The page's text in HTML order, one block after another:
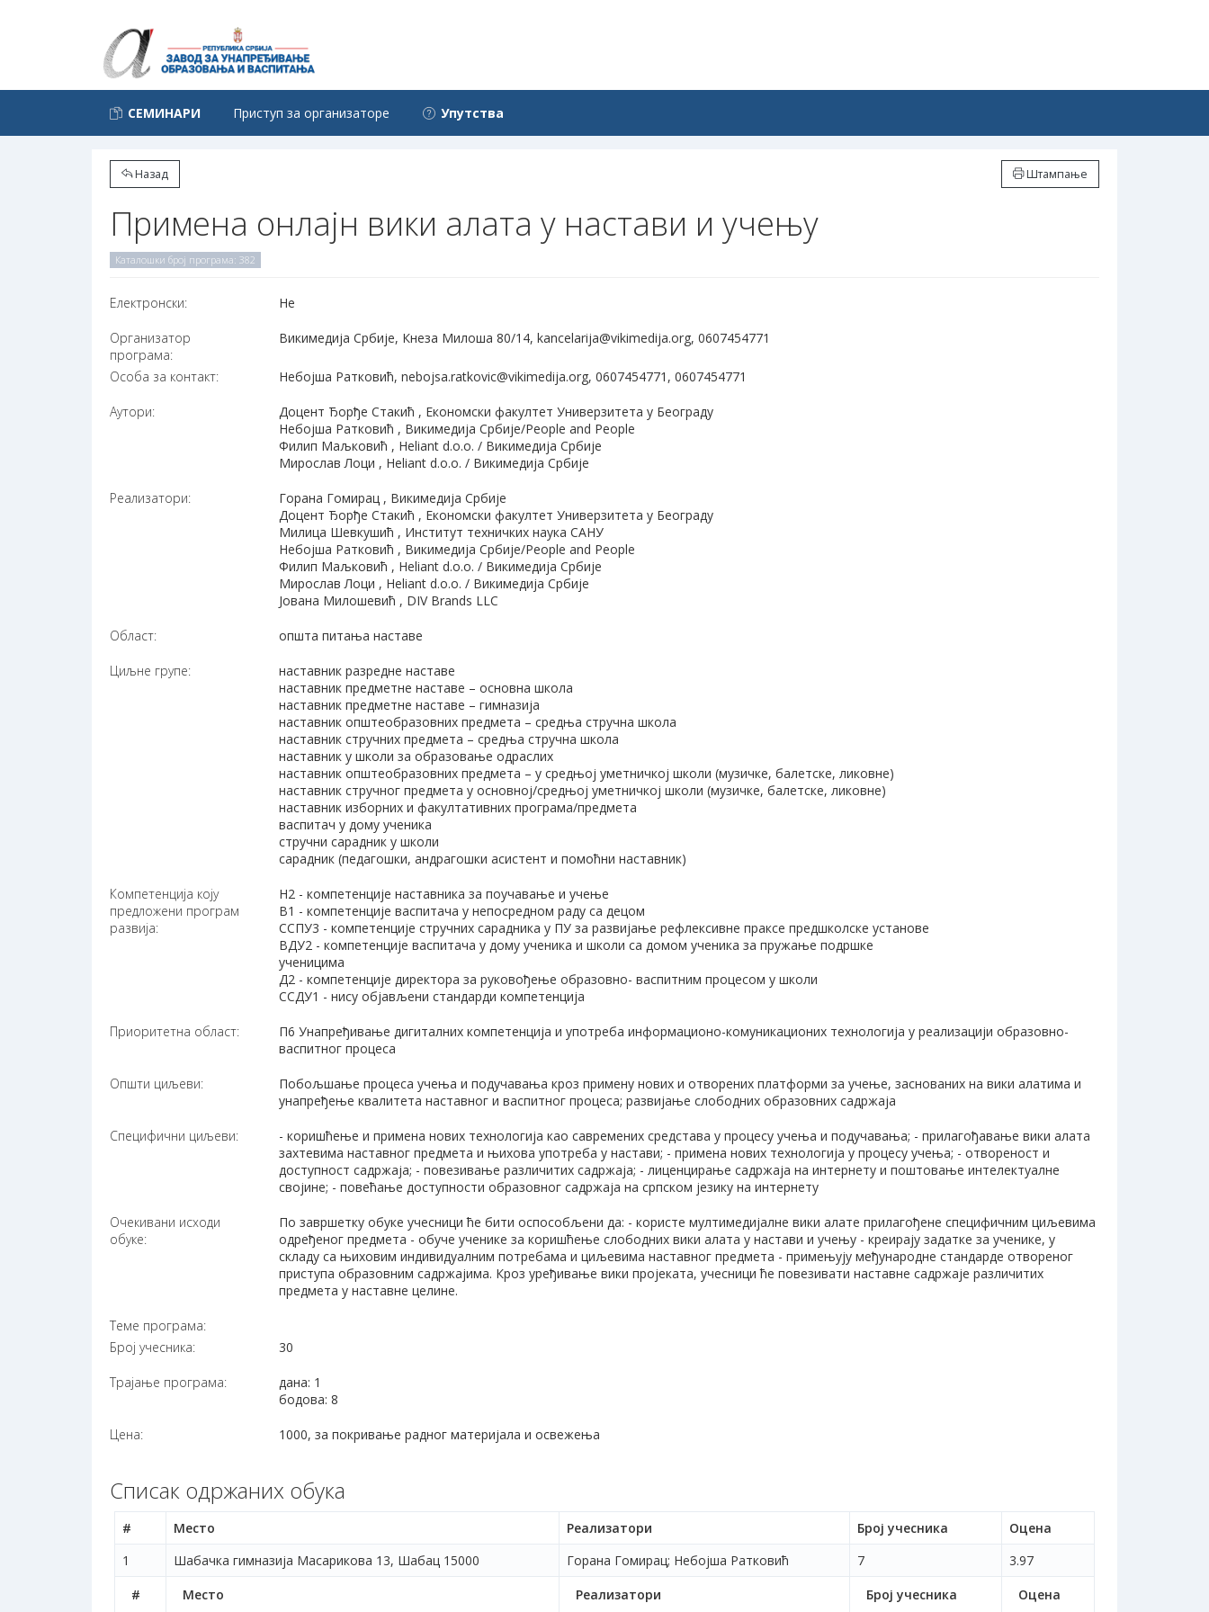
СЕМИНАРИ Приступ за организаторе Упутства
Назад Штампање
Примена онлајн вики алата у настави и учењу
Каталошки број програма: 382
Електронски: Не
Организатор
програма:
Викимедија Србије, Кнеза Милоша 80/14, kancelarija@vikimedija.org, 0607454771
Особа за контакт: Небојша Ратковић, nebojsa.ratkovic@vikimedija.org, 0607454771, 0607454771
Аутори:
Доцент Ђорђе Стакић , Економски факултет Универзитета у Београду
Небојша Ратковић , Викимедија Србије/People and People
Филип Маљковић , Heliant d.o.o. / Викимедија Србије
Мирослав Лоци , Heliant d.o.o. / Викимедија Србије
Реализатори:
Горана Гомирац , Викимедија Србије
Доцент Ђорђе Стакић , Економски факултет Универзитета у Београду
Милица Шевкушић , Институт техничких наука САНУ
Небојша Ратковић , Викимедија Србије/People and People
Филип Маљковић , Heliant d.o.o. / Викимедија Србије
Мирослав Лоци , Heliant d.o.o. / Викимедија Србије
Јована Милошевић , DIV Brands LLC
Област: општа питања наставе
Циљне групе:
наставник разредне наставе
наставник предметне наставе – основна школа
наставник предметне наставе – гимназија
наставник општеобразовних предмета – средња стручна школа
наставник стручних предмета – средња стручна школа
наставник у школи за образовање одраслих
наставник општеобразовних предмета – у средњој уметничкој школи (музичке, балетске, ликовне)
наставник стручног предмета у основној/средњој уметничкој школи (музичке, балетске, ликовне)
наставник изборних и факултативних програма/предмета
васпитач у дому ученика
стручни сарадник у школи
сарадник (педагошки, андрагошки асистент и помоћни наставник)
Компетенција коју
предложени програм
развија:
Н2 - компетенције наставника за поучавање и учење
В1 - компетенције васпитача у непосредном раду са децом
ССПУ3 - компетенције стручних сарадника у ПУ за развијање рефлексивне праксе предшколске установе
ВДУ2 - компетенције васпитача у дому ученика и школи са домом ученика за пружање подршке
ученицима
Д2 - компетенције директора за руковођење образовно- васпитним процесом у школи
ССДУ1 - нису објављени стандарди компетенција
Приоритетна област:
П6 Унапређивање дигиталних компетенција и употреба информационо-комуникационих технологија у реализацији образовно-
васпитног процеса
Општи циљеви:
Побољшање процеса учења и подучавања кроз примену нових и отворених платформи за учење, заснованих на вики алатима и
унапређење квалитета наставног и васпитног процеса; развијање слободних образовних садржаја
Специфични циљеви:
- коришћење и примена нових технологија као савремених средстава у процесу учења и подучавања; - прилагођавање вики алата
захтевима наставног предмета и њихова употреба у настави; - примена нових технологија у процесу учења; - отвореност и
доступност садржаја; - повезивање различитих садржаја; - лиценцирање садржаја на интернету и поштовање интелектуалне
својине; - повећање доступности образовног садржаја на српском језику на интернету
Очекивани исходи
обуке:
По завршетку обуке учесници ће бити оспособљени да: - користе мултимедијалне вики алате прилагођене специфичним циљевима
одређеног предмета - обуче ученике за коришћење слободних вики алата у настави и учењу - креирају задатке за ученике, у
складу са њиховим индивидуалним потребама и циљевима наставног предмета - примењују међународне стандарде отвореног
приступа образовним садржајима. Кроз уређивање вики пројеката, учесници ће повезивати наставне садржаје различитих
предмета у наставне целине.
Теме програма:
Број учесника:
30
Трајање програма:
дана: 1
бодова: 8
Цена: 1000, за покривање радног материјала и освежења
Списак одржаних обука
# Место Реализатори Број учесника Оцена
# Место Реализатори Број учесника Оцена
1 Шабачка гимназија Масарикова 13, Шабац 15000 Горана Гомирац; Небојша Ратковић 7 3.97